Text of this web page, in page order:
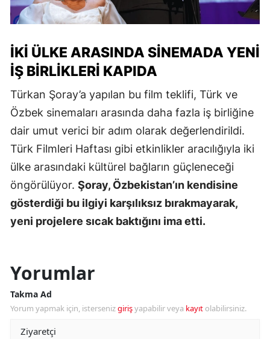
İKI ÜLKE ARASINDA SINEMADA YENI
İŞ BIRLIKLERI KAPIDA
Türkan Şoray’a yapılan bu film teklifi, Türk ve
Özbek sinemaları arasında daha fazla iş birliğine
dair umut verici bir adım olarak değerlendirildi.
Türk Filmleri Haftası gibi etkinlikler aracılığıyla iki
ülke arasındaki kültürel bağların güçleneceği
öngörülüyor. Şoray, Özbekistan’ın kendisine
gösterdiği bu ilgiyi karşılıksız bırakmayarak,
yeni projelere sıcak baktığını ima etti.
Yorumlar
Takma Ad
Yorum yapmak için, istersenizgirişyapabilir veya kayıt olabilirsiniz.